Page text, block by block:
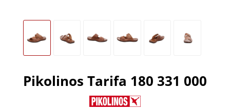
Pikolinos Tarifa 180 331 000